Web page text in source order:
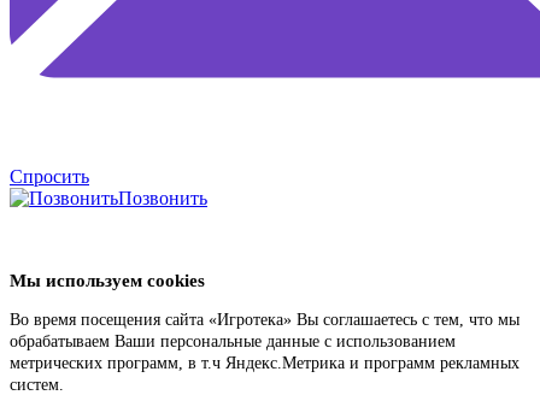
Спросить
Позвонить
Мы используем cookies
Во время посещения сайта «Игротека» Вы соглашаетесь с тем, что мы
обрабатываем Ваши персональные данные с использованием
метрических программ, в т.ч Яндекс.Метрика и программ рекламных
систем.